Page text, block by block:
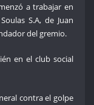
a trabajar en
S.A, de Juan
del gremio.
en el club social
contra el golpe